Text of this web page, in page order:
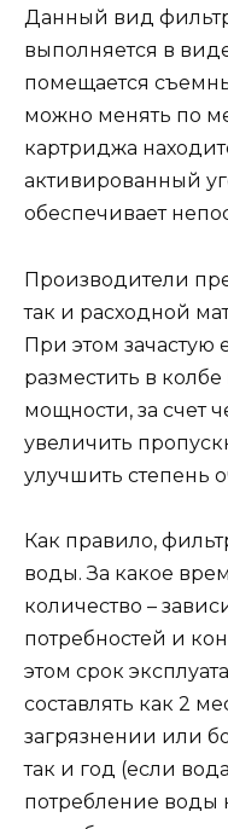
Данный вид
выполняется в
помещается
можно менять по
картриджа
активированный
обеспечивает
Производители
так и расходной
При этом зачастую
разместить в
мощности, за счет
увеличить
улучшить степень
Как правило,
воды. За какое
количество –
потребностей и
этом срок
составлять как 2
загрязнении или
так и год (если
потребление воды